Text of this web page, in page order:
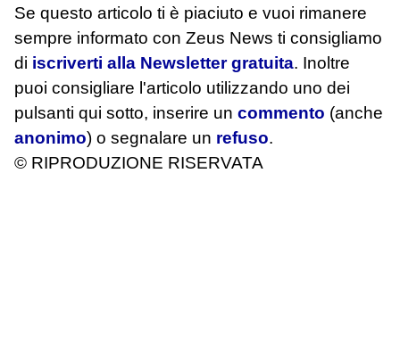
Se questo articolo ti è piaciuto e vuoi rimanere
sempre informato con Zeus News ti consigliamo
di iscriverti alla Newsletter gratuita. Inoltre
puoi consigliare l'articolo utilizzando uno dei
pulsanti qui sotto, inserire un commento (anche
anonimo) o segnalare un refuso.
© RIPRODUZIONE RISERVATA